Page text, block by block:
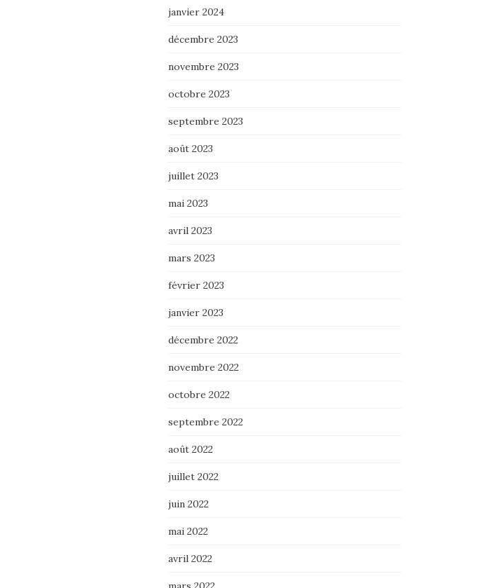
janvier 2024
décembre 2023
novembre 2023
octobre 2023
septembre 2023
août 2023
juillet 2023
mai 2023
avril 2023
mars 2023
février 2023
janvier 2023
décembre 2022
novembre 2022
octobre 2022
septembre 2022
août 2022
juillet 2022
juin 2022
mai 2022
avril 2022